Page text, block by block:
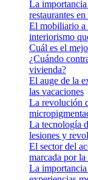
La
restaurantes
El mobiliario a
interiorismo
Cuál es el
¿Cuándo
vivienda?
El auge de la
las vacaciones
La revolución
La tecnología
lesiones y
El sector del
marcada por
La importancia